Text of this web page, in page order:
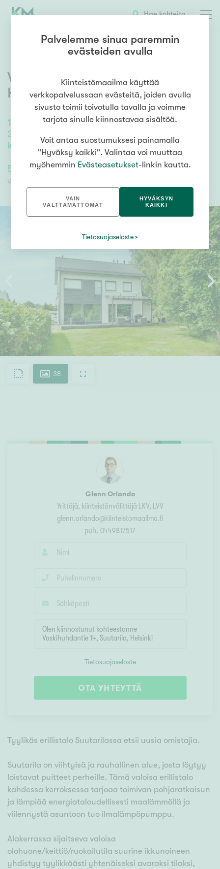
Hae kohteita
122,6 m²/122,6m²
3 mh, oh, k, kph, s, kph/khh,
käyttöullakko,ulkovarasto
Vaskihuhdantie 14,Suutarila
Helsinki
519 000,00 €
Velaton hinta
519 000,00 €
38
Glenn Orlando
Yrittäjä, kiinteistönvälittäjä LKV, LVV
glenn.orlando@kiinteistomaailma.fi
puh. 0449817517
Tietosuojaseloste
OTA YHTEYTTÄ
Tyylikäs erillistalo Suutarilassa etsii uusia omistajia.
Suutarila on viihtyisä ja rauhallinen alue, josta löytyy
loistavat puitteet perheille. Tämä valoisa erillistalo
kahdessa kerroksessa tarjoaa toimivan pohjaratkaisun
ja lämpiää energiataloudellisesti maalämmöllä ja
viilennystä asuntoon tuo ilmalämpöpumppu.
Alakerrassa sijaitseva valoisa
olohuone/keittiö/ruokailutila suurine ikkunoineen
yhdistyy tyylikkäästi yhtenäiseksi avaraksi tilaksi,
Palvelemme sinua paremmin
evästeiden avulla
Kiinteistömaailma käyttää
verkkopalvelussaan evästeitä, joiden avulla
sivusto toimii toivotulla tavalla ja voimme
tarjota sinulle kiinnostavaa sisältöä.
Voit antaa suostumuksesi painamalla
"Hyväksy kaikki". Valintaa voi muuttaa
myöhemmin Evästeasetukset-linkin kautta.
VAIN
VÄLTTÄMÄTTÖMÄT
HYVÄKSYN
KAIKKI
Tietosuojaseloste